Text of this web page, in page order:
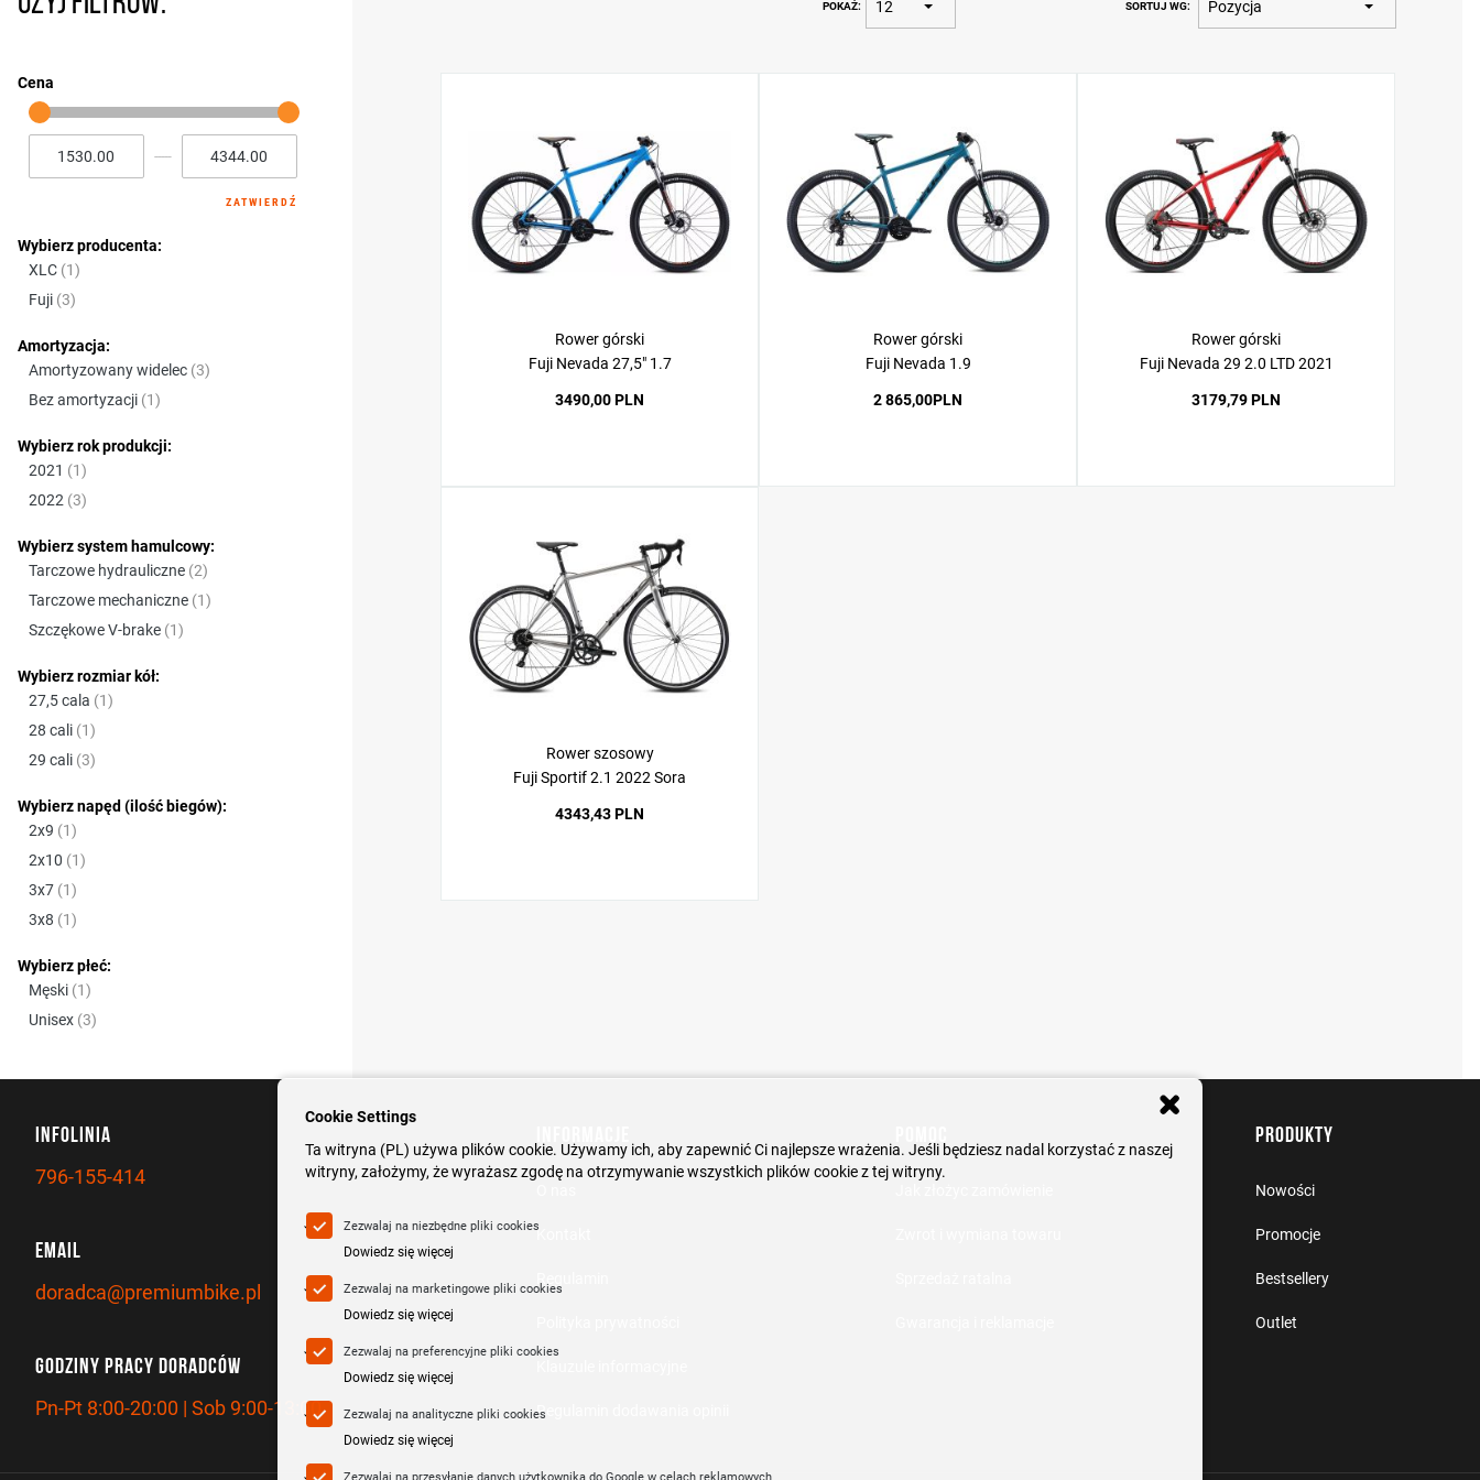
POKAŻ SORTUJ WG
Rower górski
Fuji Nevada 27,5" 1.7
3490,00 PLN
Rower górski
Fuji Nevada 1.9
2 865,00PLN
Rower górski
Fuji Nevada 29 2.0 LTD 2021
3179,79 PLN
Rower szosowy
Fuji Sportif 2.1 2022 Sora
4343,43 PLN
Cena
-----
ZATWIERDŹ
Wybierz producenta:
XLC 1
produkt
Fuji 3
produkty
Amortyzacja:
Amortyzowany widelec 3
produkty
Bez amortyzacji 1
produkt
Wybierz rok produkcji:
2021
1
produkt
2022 3
produkty
Wybierz system hamulcowy:
Tarczowe hydrauliczne 2
produkty
Tarczowe mechaniczne 1
produkt
Szczękowe V-brake 1
produkt
Wybierz rozmiar kół:
27,5 cala
1
produkt
28 cali 1
produkt
29 cali 3
produkty
Wybierz napęd (ilość biegów):
2x9
1
produkt
2x10
1
produkt
3x7 1
produkt
3x8
1
produkt
Wybierz płeć:
Męski 1
produkt
Unisex 3
produkty
INFOLINIA
796-155-414
EMAIL
doradca@premiumbike.pl
GODZINY PRACY DORADCÓW
Pn-Pt 8:00-20:00 | Sob 9:00-13:00
Kontakt
Regulamin
Regulamin dodawania opinii
PRODUKTY
Nowości
Promocje
Bestsellery
Outlet
Cookie Settings
Ta witryna (PL) używa plików cookie. Używamy ich, aby zapewnić Ci najlepsze wrażenia. Jeśli będziesz nadal korzystać z naszej
witryny, założymy, że wyrażasz zgodę na otrzymywanie wszystkich plików cookie z tej witryny.
Zezwalaj na niezbędne pliki cookies
Dowiedz się więcej
Zezwalaj na marketingowe pliki cookies
Dowiedz się więcej
Zezwalaj na preferencyjne pliki cookies
Dowiedz się więcej
Zezwalaj na analityczne pliki cookies
Dowiedz się więcej